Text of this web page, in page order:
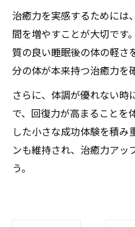
治癒力を実感するためには
間を増やすことが大切です
質の良い睡眠後の体の軽さ
分の体が本来持つ治癒力を
さらに、体調が優れない時
で、回復力が高まることを
した小さな成功体験を積み
ンも維持され、治癒力アッ
う。